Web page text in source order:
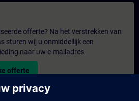
offerte? Na het verstrekken van
sturen wij u onmiddellijk een
naar uw e-mailadres.
offerte